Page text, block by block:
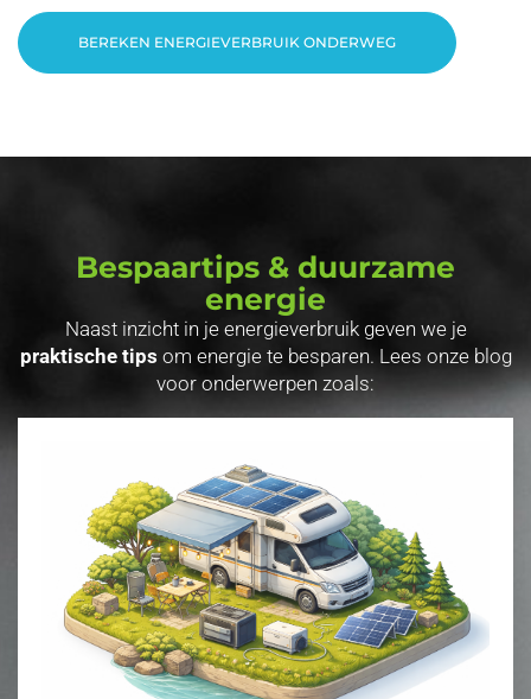
BEREKEN ENERGIEVERBRUIK ONDERWEG
Bespaartips & duurzame
energie
Naast inzicht in je energieverbruik geven we je
praktische tips om energie te besparen. Lees onze blog
voor onderwerpen zoals: